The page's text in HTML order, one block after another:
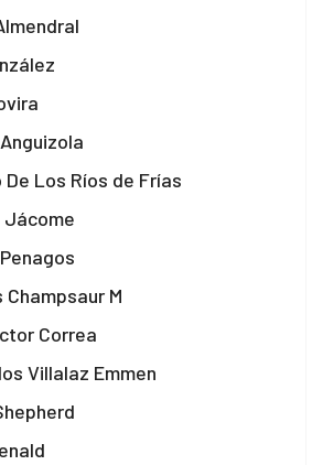
De Los Ríos de Frías
Jácome
M
Correa
Villalaz Emmen